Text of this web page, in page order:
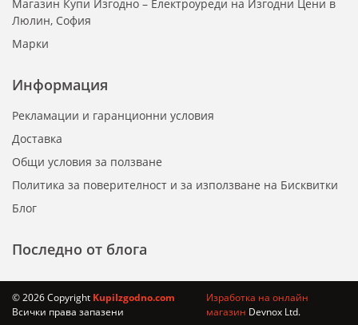
Информация
Рекламации и гаранционни условия
Доставка
Общи условия за ползване
Политика за поверителност и за използване на Бисквитки
Блог
Магазин Купи Изгодно – Електроуреди на Изгодни Цени в
Люлин, София
Марки
Последно от блога
© 2026 Copyright KupiIzgodno.com
Всички права запазени
Изработка на онлайн
магазин Devnox Ltd.